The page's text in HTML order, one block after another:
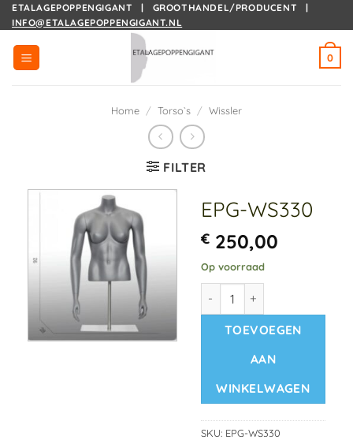
Ga
naar
inhoud
ETALAGEPOPPENGIGANT | GROOTHANDEL/PRODUCENT |
INFO@ETALAGEPOPPENGIGANT.NL
0
Home / Torso`s / Wissler
FILTER
EPG-WS330
€250,00
Op voorraad
EPG-WS330 aantal
TOEVOEGEN
AAN
WINKELWAGEN
SKU: EPG-WS330